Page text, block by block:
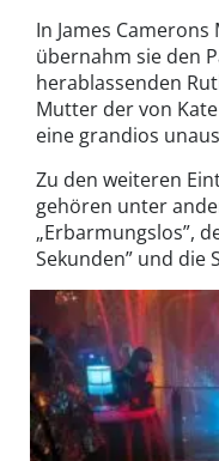
In James
übernahm sie den
herablassenden
Mutter der von
eine grandios
Zu den weiteren
gehören unter
„Erbarmungslos”,
Sekunden” und die